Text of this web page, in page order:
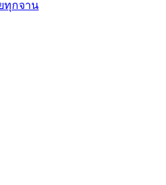
ทุกจาน